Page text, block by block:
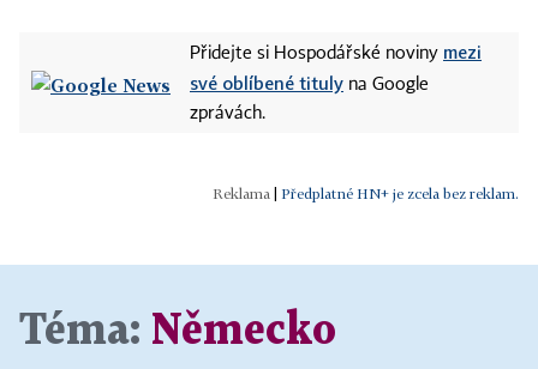
Přidejte si Hospodářské noviny mezi
své oblíbené tituly na Google
zprávách.
Předplatné HN+ je zcela bez reklam.
Téma: Německo